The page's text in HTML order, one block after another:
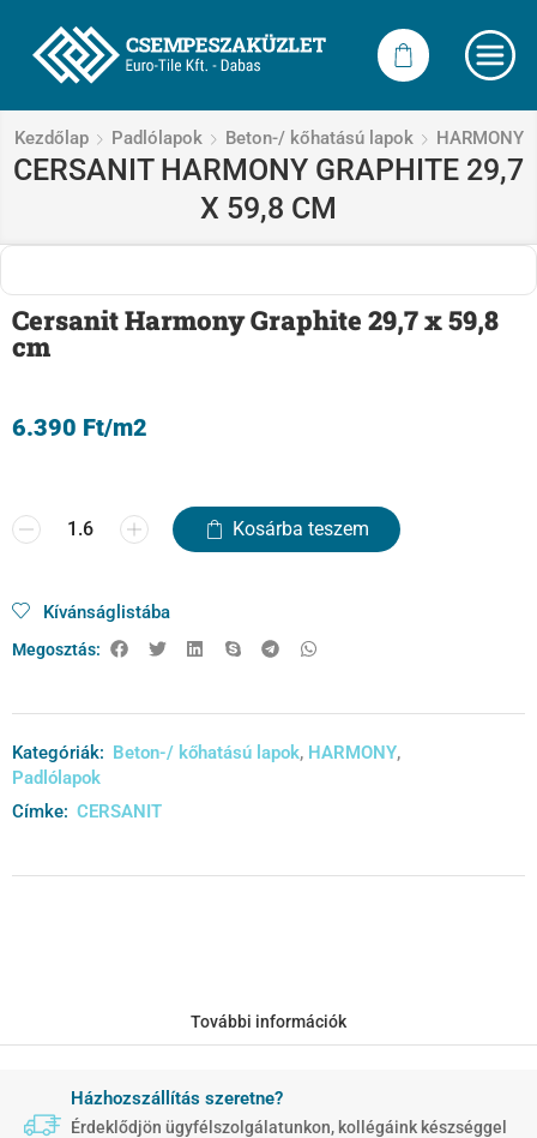
Kezdőlap Padlólapok Beton-/ kőhatású lapok HARMONY
CERSANIT HARMONY GRAPHITE 29,7
X 59,8 CM
Cersanit Harmony Graphite 29,7 x 59,8
cm
6.390 Ft/m2
Kosárba teszem
Kívánságlistába
Megosztás:
Kategóriák: Beton-/ kőhatású lapok, HARMONY,
Padlólapok
Címke: CERSANIT
További információk
Házhozszállítás szeretne?
Érdeklődjön ügyfélszolgálatunkon, kollégáink készséggel